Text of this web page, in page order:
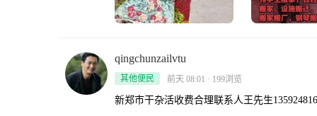
qingchunzailvtu
其他便民 前天 08:01 · 199浏览
新郑市干杂活收费合理联系人王先生